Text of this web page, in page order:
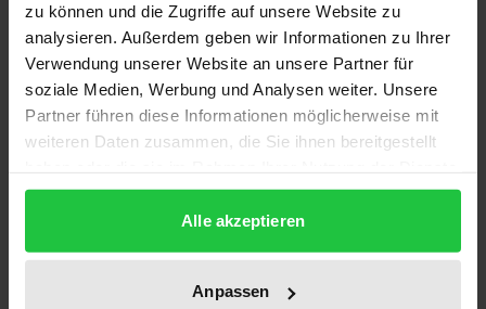
zu können und die Zugriffe auf unsere Website zu
analysieren. Außerdem geben wir Informationen zu Ihrer
Verwendung unserer Website an unsere Partner für
soziale Medien, Werbung und Analysen weiter. Unsere
Partner führen diese Informationen möglicherweise mit
weiteren Daten zusammen, die Sie ihnen bereitgestellt
gesammelt haben.
Alle akzeptieren
Anpassen
Verbesserung der konditionellen Faktoren Ausdauer,
Kraft, Schnelligkeit und Beweglichkeit für
leistungsbezogene Spieler angeboten. Dafür wird
zunächst die Charakteristik des Spielers bezüglich
seiner Belastungsanforderungen sowie ein
und ein Periodisierungsmodell erstellt. Anhand
dieser Grundlagen werden die Methoden zur
Verbesserung der jeweiligen konditionellen
Fähigkeit ausführlich dargestellt und deren Inhalte